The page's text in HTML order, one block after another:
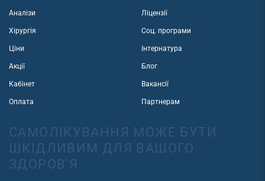
Аналізи
Хірургія
Ціни
Акції
Кабінет
Оплата
Ліцензії
Соц. програми
Інтернатура
Блог
Вакансії
Партнерам
САМОЛІКУВАННЯ МОЖЕ БУТИ
ШКІДЛИВИМ ДЛЯ ВАШОГО
ЗДОРОВ'Я